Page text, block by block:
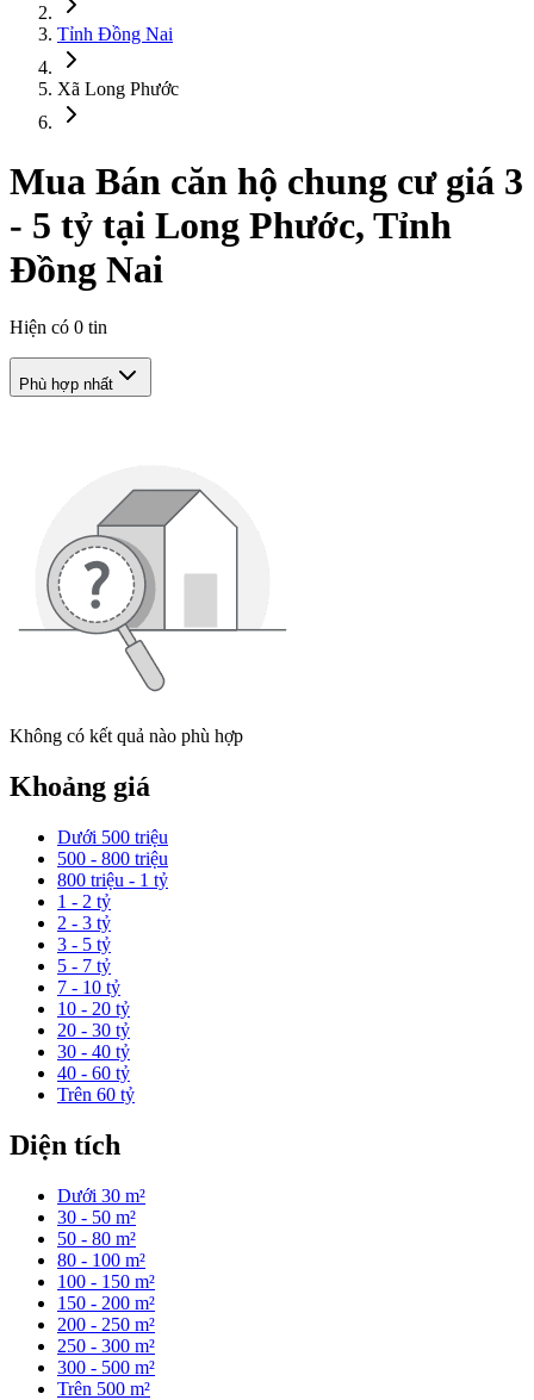
Tỉnh Đồng Nai
Xã Long Phước
Mua Bán căn hộ chung cư giá 3
- 5 tỷ tại Long Phước, Tỉnh
Đồng Nai
Hiện có 0 tin
Phù hợp nhất
Không có kết quả nào phù hợp
Khoảng giá
Dưới 500 triệu
500 - 800 triệu
800 triệu - 1 tỷ
1 - 2 tỷ
2 - 3 tỷ
3 - 5 tỷ
5 - 7 tỷ
7 - 10 tỷ
10 - 20 tỷ
20 - 30 tỷ
30 - 40 tỷ
40 - 60 tỷ
Trên 60 tỷ
Diện tích
Dưới 30 m²
30 - 50 m²
50 - 80 m²
80 - 100 m²
100 - 150 m²
150 - 200 m²
200 - 250 m²
250 - 300 m²
300 - 500 m²
Trên 500 m²